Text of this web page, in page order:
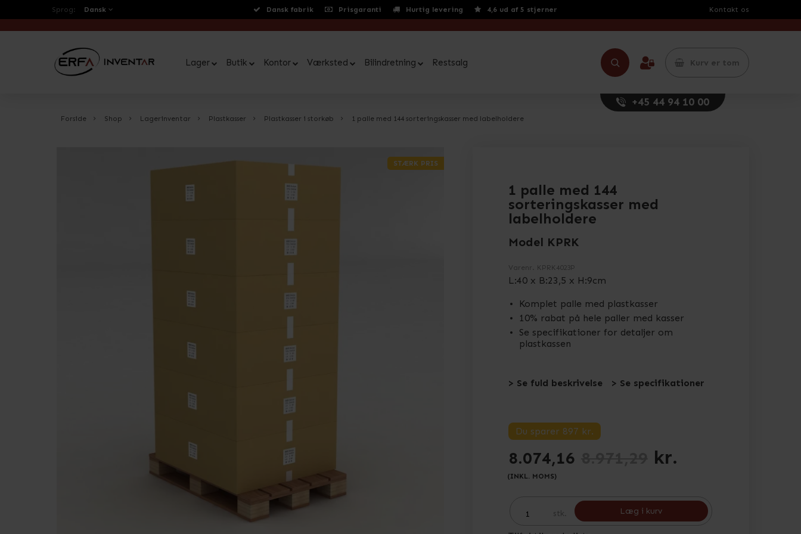
Sprog: Dansk Dansk fabrik Prisgaranti Hurtig levering 4,6 ud af 5 stjerner Kontakt os
Lager Butik Kontor Værksted Bilindretning Restsalg Kurv er tom
+45 44 94 10 00
Forside Shop Lagerinventar Plastkasser Plastkasser i storkøb 1 palle med 144 sorteringskasser med labelholdere
STÆRK PRIS
1 palle med 144
sorteringskasser med
labelholdere
Model KPRK
Varenr. KPRK4023P
L:40 x B:23,5 x H:9cm
Komplet palle med plastkasser
10% rabat på hele paller med kasser
Se specifikationer for detaljer om
plastkassen
> Se fuld beskrivelse > Se specifikationer
Du sparer 897 kr.
8.074,16 kr.
(INKL. MOMS)
stk. Læg i kurv